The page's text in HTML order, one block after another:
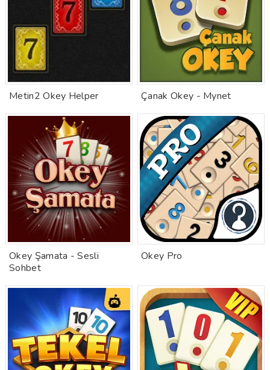
Metin2 Okey Helper Çanak Okey - Mynet
Okey Şamata - Sesli
Sohbet
Okey Pro